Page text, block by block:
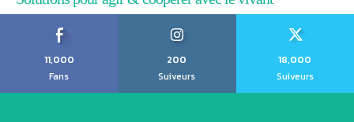
11,000
Fans
200
Suiveurs
18,000
Suiveurs